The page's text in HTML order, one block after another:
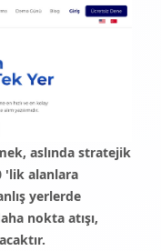
aslında stratejik
'lik alanlara
yerlerde
nokta atışı,